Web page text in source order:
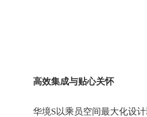
高效集成与贴心关怀
华境S以乘员空间最大化设